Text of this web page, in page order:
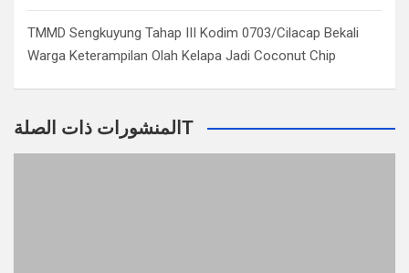
TMMD Sengkuyung Tahap III Kodim 0703/Cilacap Bekali
Warga Keterampilan Olah Kelapa Jadi Coconut Chip
المنشورات ذات الصلةT